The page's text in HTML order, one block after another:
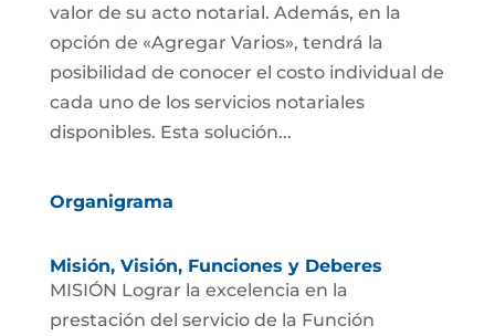
valor de su acto notarial. Además, en la
opción de «Agregar Varios», tendrá la
posibilidad de conocer el costo individual de
cada uno de los servicios notariales
disponibles. Esta solución...
Organigrama
Misión, Visión, Funciones y Deberes
MISIÓN Lograr la excelencia en la
prestación del servicio de la Función